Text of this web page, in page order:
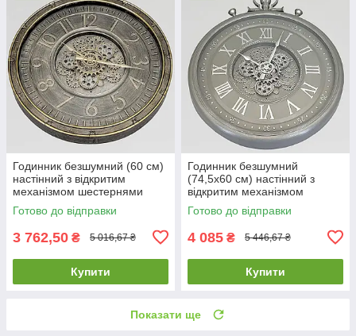
Годинник безшумний (60 см)
настінний з відкритим
механізмом шестернями
колещатками скелетон ретро
вінтаж під старину OV-0131
Готово до відправки
3 762,50 ₴ 5 016,67 ₴
Купити
Годинник безшумний
(74,5х60 см) настінний з
відкритим механізмом
шестернями колещатками
скелетон ретро вінтаж під
Готово до відправки
4 085 ₴ 5 446,67 ₴
Купити
Показати ще